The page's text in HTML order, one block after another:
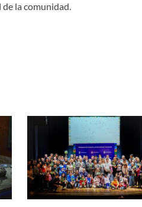
la comunidad.